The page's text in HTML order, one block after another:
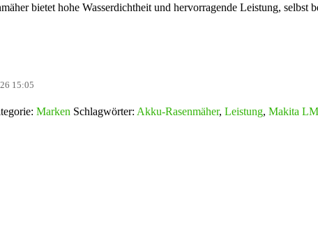
bietet hohe Wasserdichtheit und hervorragende Leistung,
15:05
Marken Schlagwörter: Akku-Rasenmäher, Leistung, Makita